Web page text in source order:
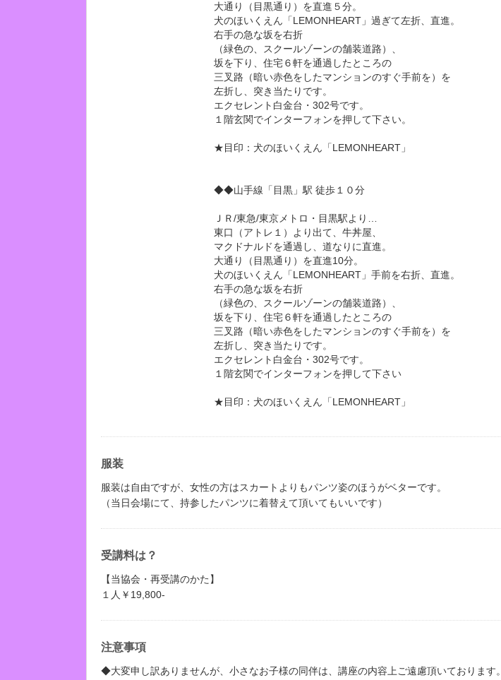
大通り（目黒通り）を直進５分。
犬のほいくえん「LEMONHEART」過ぎて左折、直進。
右手の急な坂を右折
（緑色の、スクールゾーンの舗装道路）、
坂を下り、住宅６軒を通過したところの
三叉路（暗い赤色をしたマンションのすぐ手前を）を
左折し、突き当たりです。
エクセレント白金台・302号です。
１階玄関でインターフォンを押して下さい。
★目印：犬のほいくえん「LEMONHEART」
◆◆山手線「目黒」駅 徒歩１０分
ＪＲ/東急/東京メトロ・目黒駅より…
東口（アトレ１）より出て、牛丼屋、
マクドナルドを通過し、道なりに直進。
大通り（目黒通り）を直進10分。
犬のほいくえん「LEMONHEART」手前を右折、直進。
右手の急な坂を右折
（緑色の、スクールゾーンの舗装道路）、
坂を下り、住宅６軒を通過したところの
三叉路（暗い赤色をしたマンションのすぐ手前を）を
左折し、突き当たりです。
エクセレント白金台・302号です。
１階玄関でインターフォンを押して下さい
★目印：犬のほいくえん「LEMONHEART」
服装
服装は自由ですが、女性の方はスカートよりもパンツ姿のほうがベターです。
（当日会場にて、持参したパンツに着替えて頂いてもいいです）
受講料は？
【当協会・再受講のかた】
１人￥19,800-
注意事項
◆大変申し訳ありませんが、小さなお子様の同伴は、講座の内容上ご遠慮頂いております。